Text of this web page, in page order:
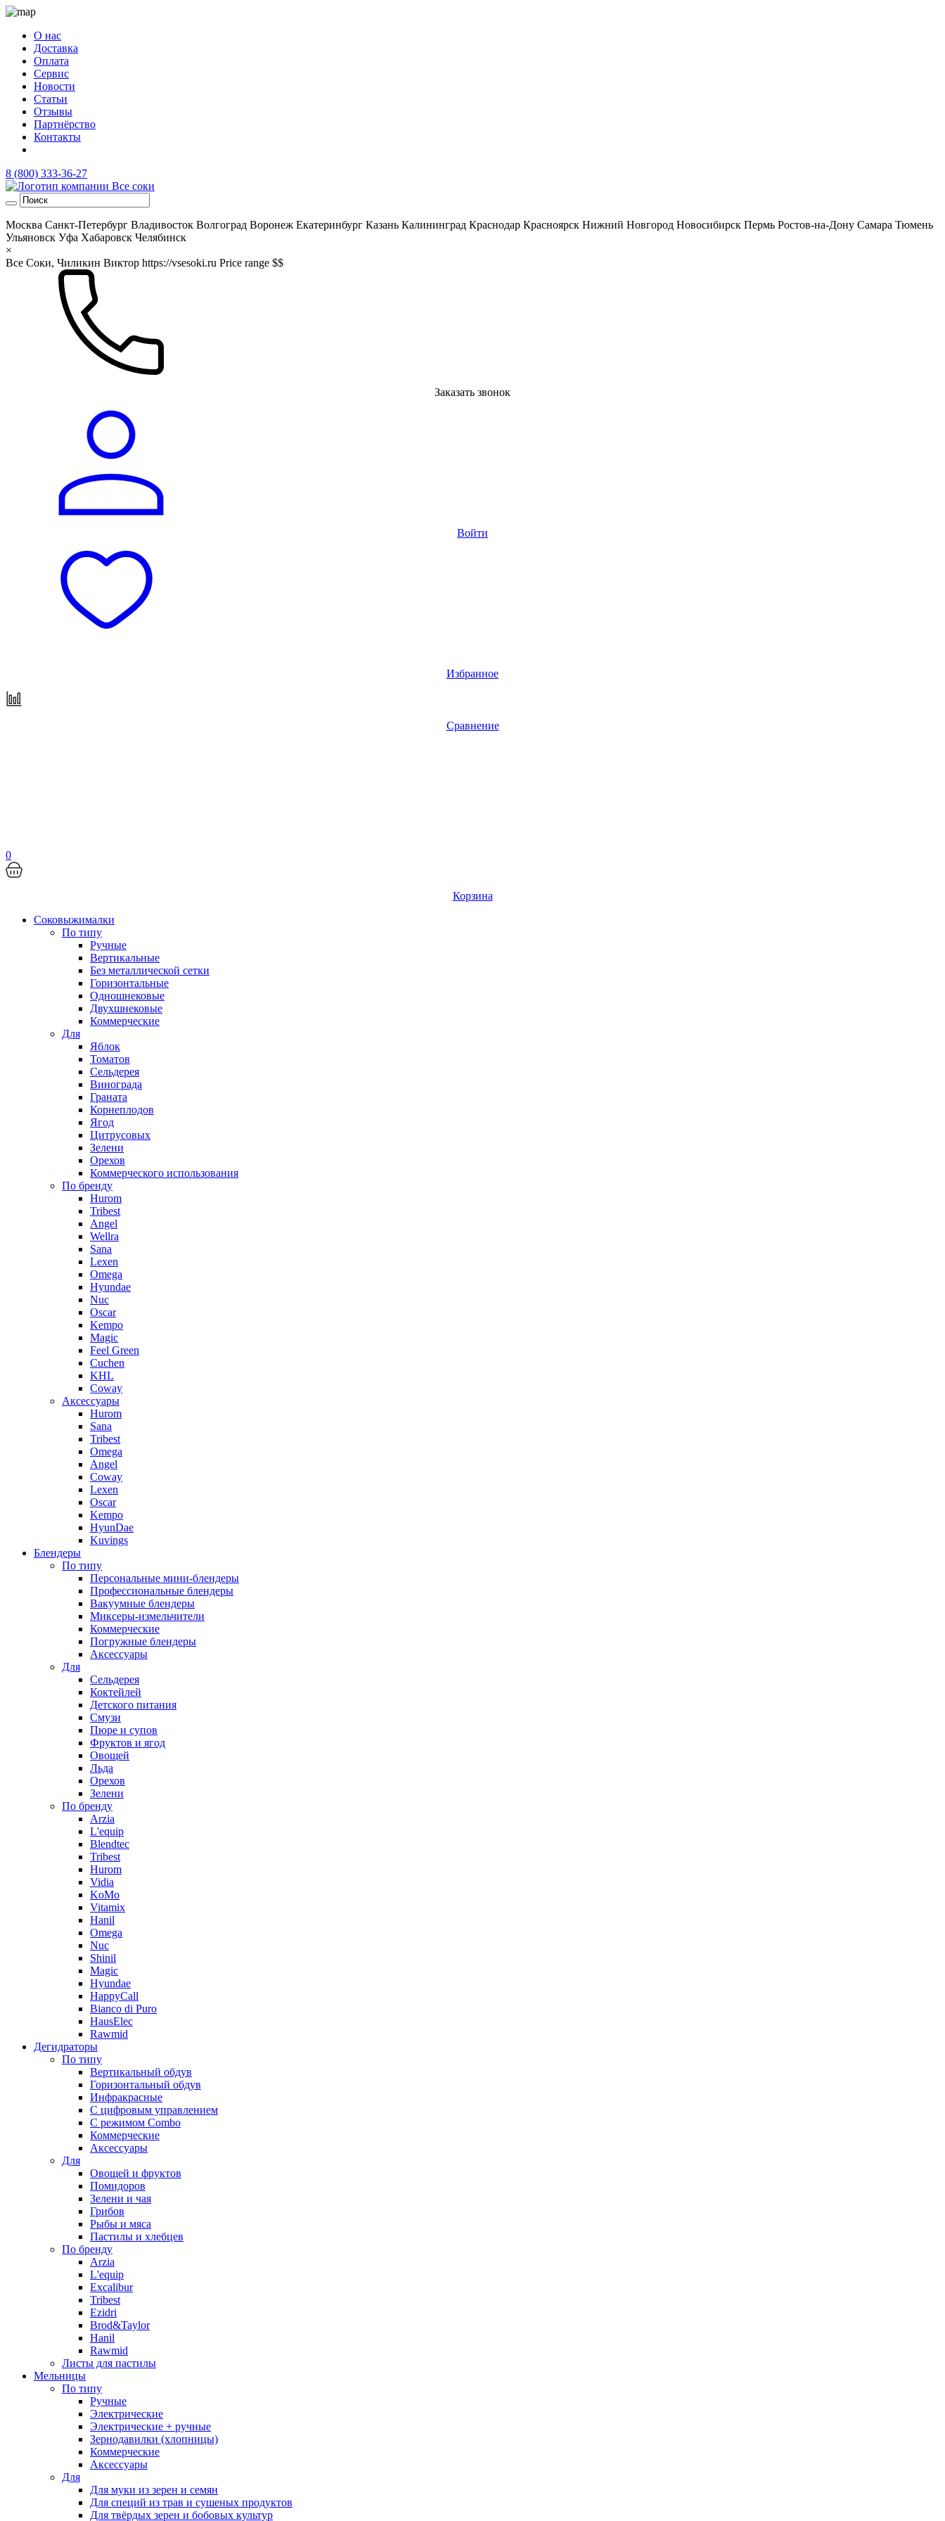
О нас
Доставка
Оплата
Сервис
Новости
Статьи
Отзывы
Партнёрство
Контакты
8 (800) 333-36-27
Москва Санкт-Петербург Владивосток Волгоград Воронеж Екатеринбург Казань Калининград Краснодар Красноярск Нижний Новгород Новосибирск Пермь Ростов-на-Дону Самара Тюмень
Ульяновск Уфа Хабаровск Челябинск
×
Все Соки, Чиликин Виктор https://vsesoki.ru Price range $$
Заказать звонок
Войти
Избранное
Сравнение
0
Корзина
Соковыжималки
По типу
Ручные
Вертикальные
Без металлической сетки
Горизонтальные
Одношнековые
Двухшнековые
Коммерческие
Для
Яблок
Томатов
Cельдерея
Винограда
Граната
Корнеплодов
Ягод
Цитрусовых
Зелени
Орехов
Коммерческого использования
По бренду
Hurom
Tribest
Angel
Wellra
Sana
Lexen
Omega
Hyundae
Nuc
Oscar
Kempo
Magic
Feel Green
Cuchen
KHL
Coway
Аксессуары
Hurom
Sana
Tribest
Omega
Angel
Coway
Lexen
Oscar
Kempo
HyunDae
Kuvings
Блендеры
По типу
Персональные мини-блендеры
Профессиональные блендеры
Вакуумные блендеры
Миксеры-измельчители
Коммерческие
Погружные блендеры
Аксессуары
Для
Сельдерея
Коктейлей
Детского питания
Смузи
Пюре и супов
Фруктов и ягод
Овощей
Льда
Орехов
Зелени
По бренду
Arzia
L'equip
Blendtec
Tribest
Hurom
Vidia
KoMo
Vitamix
Hanil
Omega
Nuc
Shinil
Magic
Hyundae
HappyCall
Bianco di Puro
HausElec
Rawmid
Дегидраторы
По типу
Вертикальный обдув
Горизонтальный обдув
Инфракрасные
С цифровым управлением
С режимом Combo
Коммерческие
Аксессуары
Для
Овощей и фруктов
Помидоров
Зелени и чая
Грибов
Рыбы и мяса
Пастилы и хлебцев
По бренду
Arzia
L'equip
Excalibur
Tribest
Ezidri
Brod&Taylor
Hanil
Rawmid
Листы для пастилы
Мельницы
По типу
Ручные
Электрические
Электрические + ручные
Зернодавилки (хлопницы)
Коммерческие
Аксессуары
Для
Для муки из зерен и семян
Для специй из трав и сушеных продуктов
Для твёрдых зерен и бобовых культур